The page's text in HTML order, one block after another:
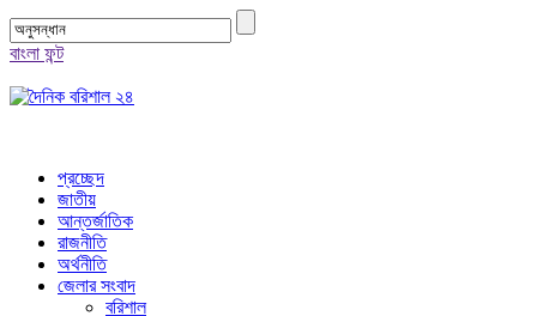
বাংলা ফন্ট
প্রচ্ছেদ
জাতীয়
আন্তর্জাতিক
রাজনীতি
অর্থনীতি
জেলার সংবাদ
বরিশাল